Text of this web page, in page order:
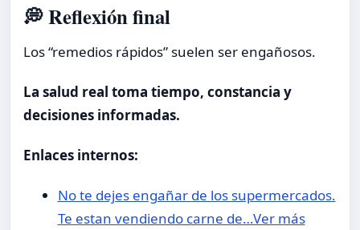
💭 Reflexión final
Los “remedios rápidos” suelen ser engañosos.
La salud real toma tiempo, constancia y
decisiones informadas.
Enlaces internos:
No te dejes engañar de los supermercados.
Te estan vendiendo carne de…Ver más